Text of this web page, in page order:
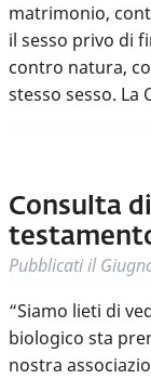
matrimonio,
il sesso privo di
contro natura,
stesso sesso. La
Consulta
Pubblicati il
“Siamo lieti di
biologico sta
nostra